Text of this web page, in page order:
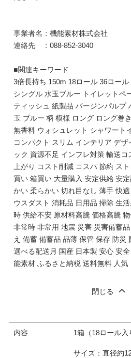
事業者名：機能素材株式会社
連絡先 ：088-852-3040
■関連キーワード
3倍長持ち 150m 18ロール 36ロー
シングル 水玉ブルー トイレットペ
ティッシュ 紙製品 バージンパルプ
玉 ブルー 柄 模様 ロング ロング巻
無香料 ウォシュレット シャワート
コンパクト スリム インテリア デザ
ック 資源不足 インフレ対策 輸送
上がり コスト削減 コスパ 節約 ス
買い 箱買い 大量購入 安定供給 安
かい 柔らかい 切れ目なし 薄手 快
ウスダスト 消耗品 日用品 掃除 生
時 供給不安 原材料高騰 価格高騰
非常時 非常用 地震 災害 災害備蓄
え 備蓄 備蓄品 品薄 保管 保存 防災
選べる配送月 国産 日本製 安心 安
能素材 ふるさと納税 送料無料 人気
閉じる
内容 1箱（18ロール入
サイズ：直径約